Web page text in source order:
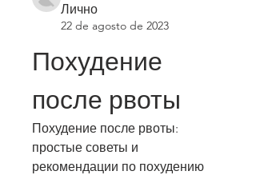
Лично
22 de agosto de 2023
Похудение
после рвоты
Похудение после рвоты:
простые советы и
рекомендации по похудению